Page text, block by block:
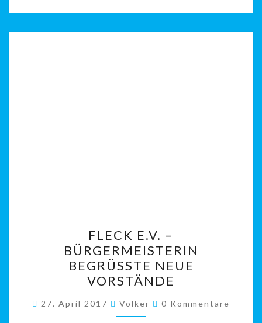
E.V.
–
BÜRGERMEISTERIN
BEGRÜSSTE N
EUE V
ORSTÄNDE
FLECK E.V. –
BÜRGERMEISTERIN
BEGRÜSSTE NEUE V
ORSTÄNDE
27. April 2017 Volker Kommentare
0 Kommentare